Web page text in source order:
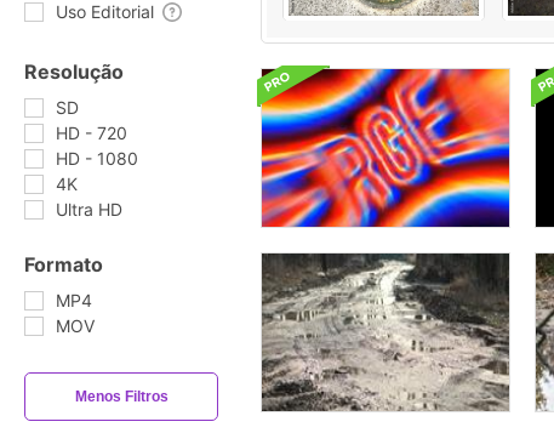
Uso Editorial
Resolução
SD
HD - 720
HD - 1080
4K
Ultra HD
Formato
MP4
MOV
Menos Filtros